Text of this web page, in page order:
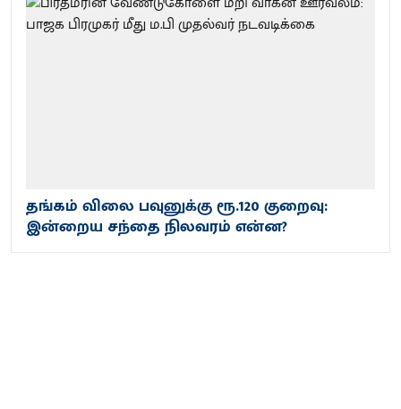
தங்கம் விலை பவுனுக்கு ரூ.120 குறைவு:
இன்றைய சந்தை நிலவரம் என்ன?